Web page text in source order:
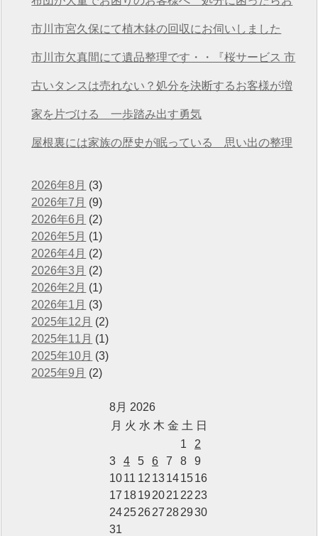
任せください
市川市宮久保にて植木鉢の回収にお伺いしました
市川市欠真間にて遺品整理です・・『桜サービス 市
川店』
古いタンスは売れない？処分を決断するお客様が増
えています
家を片づける 一歩踏み出す勇気
屋根裏には家族の歴史が眠っている 思い出の整理
2026年8月 (3)
2026年7月 (9)
2026年6月 (2)
2026年5月 (1)
2026年4月 (2)
2026年3月 (2)
2026年2月 (1)
2026年1月 (3)
2025年12月 (2)
2025年11月 (1)
2025年10月 (3)
2025年9月 (2)
8月 2026
月 火 水 木 金 土 日
1
2
3
4 5 6 7 8
9
1011 12 13141516
17 1819 2021 22 23
24252627 282930
31